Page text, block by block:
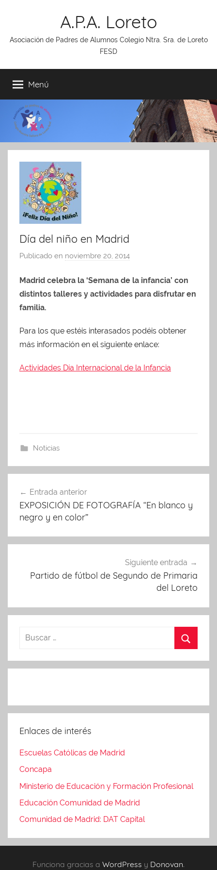
A.P.A. Loreto
Asociación de Padres de Alumnos Colegio Ntra. Sra. de Loreto
FESD
Menú
Día del niño en Madrid
Publicado en noviembre 20, 2014
r
A
i
n
P
Madrid celebra la ‘Semana de la infancia’ con
distintos talleres y actividades para disfrutar en
familia.
Para los que estéis interasados podéis obtener
más información en el siguiente enlace:
Actividades Día Internacional de la Infancia
Noticias
de
entradas
Entrada anterior
EXPOSICIÓN DE FOTOGRAFÍA “En blanco y
negro y en color”
Siguiente entrada
Partido de fútbol de Segundo de Primaria
del Loreto
Enlaces de interés
Escuelas Católicas de Madrid
Concapa
Ministerio de Educación y Formación Profesional
Educación Comunidad de Madrid
Comunidad de Madrid: DAT Capital
Funciona gracias a WordPress y Donovan.